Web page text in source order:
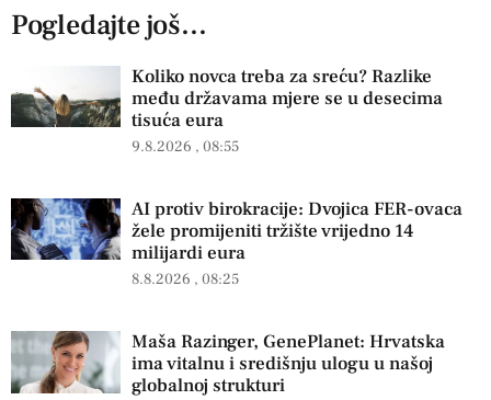
Pogledajte još...
Koliko novca treba za sreću? Razlike
među državama mjere se u desecima
tisuća eura
9.8.2026 08:55
AI protiv birokracije: Dvojica FER-ovaca
žele promijeniti tržište vrijedno 14
milijardi eura
8.8.2026 08:25
Maša Razinger, GenePlanet: Hrvatska
ima vitalnu i središnju ulogu u našoj
globalnoj strukturi